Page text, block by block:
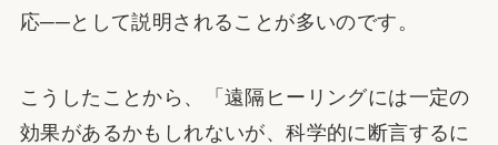
応──として説明されることが多いのです。
こうしたことから、「遠隔ヒーリングには一定の
効果があるかもしれないが、科学的に断言するに